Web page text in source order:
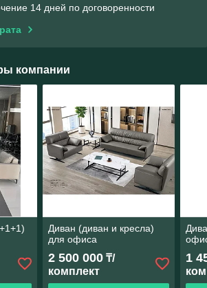
14 дней по договоренности
компании
Диван (диван и кресла)
для офиса
2 500 000₸/
комплект
1